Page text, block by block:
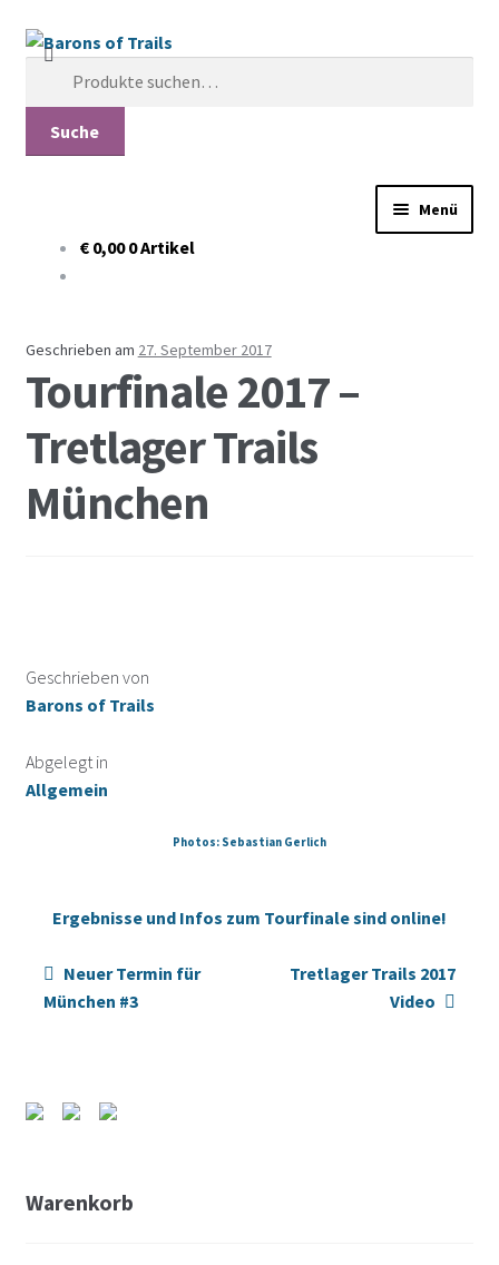
Zur
Navigation
Springe
zum
Suche
Suche
Menü
2024
2022
2019
2015
About
€ 0,00 0 Artikel
Geschrieben am 27. September 2017
Tourfinale 2017 –
Tretlager Trails
München
Geschrieben von
Barons of Trails
Abgelegt in
Allgemein
Photos: Sebastian Gerlich
Ergebnisse und Infos zum Tourfinale sind online!
Beitragsnavigation
Neuer Termin für
München #3
Tretlager Trails 2017
Video
Warenkorb